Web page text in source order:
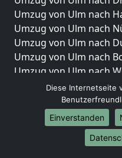
Umzug von Ulm nach
Umzug von Ulm nach
Umzug von Ulm nach
Umzug von Ulm nach
Umzug von Ulm nach
Umzug von Ulm nach
Umzug von Ulm nach
Umzug von Ulm nach
Internationale-
Diese Internetseite
Einverstanden